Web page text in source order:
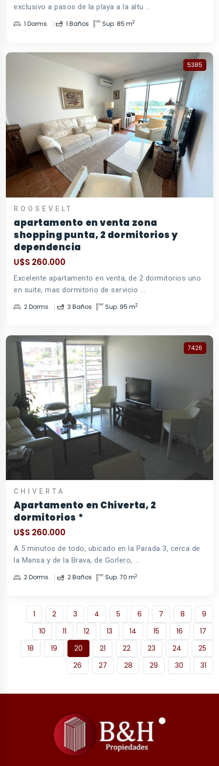
exclusivo a pasos de la playa a la altu ...
1 Dorms. 1 Baños Sup. 85 m2
5385
ROOSEVELT
apartamento en venta zona
shopping punta, 2 dormitorios y
dependencia
U$S 260.000
Excelente apartamento en venta, de 2 dormitorios uno
en suite, mas dormitorio de servicio ...
2 Dorms. 3 Baños Sup. 95 m2
7426
CHIVERTA
Apartamento en Chiverta, 2
dormitorios *
U$S 260.000
A 5 minutos de todo, ubicado en la Parada 3, cerca de
la Mansa y de la Brava, de Gorlero, ...
2 Dorms. 2 Baños Sup. 70 m2
1 2 3 4 5 6 7 8
9
10
11 12 13 14 15 16
17
18
19 20 21 22 23 24
25
26
27 28 29 30 31